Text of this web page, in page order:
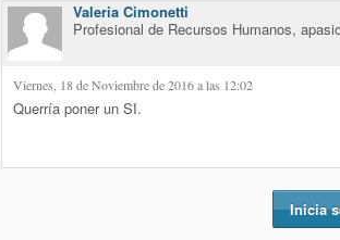
Valeria Cimonetti
Profesional de Recursos Humanos,
Viernes, 18 de Noviembre de 2016 a las 12:02
Querría poner un SI.
Inicia